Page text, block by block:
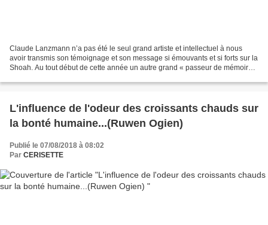
Claude Lanzmann n’a pas été le seul grand artiste et intellectuel à nous
avoir transmis son témoignage et son message si émouvants et si forts sur la
Shoah. Au tout début de cette année un autre grand « passeur de mémoire
L'influence de l'odeur des croissants chauds sur
la bonté humaine...(Ruwen Ogien)
Publié le 07/08/2018 à 08:02
Par CERISETTE